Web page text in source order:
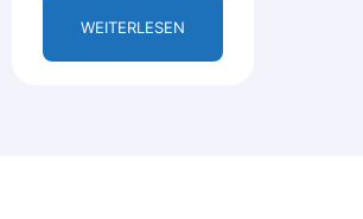
WEITERLESEN